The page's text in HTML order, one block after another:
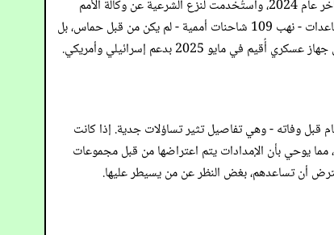
كان محور تبرير إسرائيل لسيطرتها الخانقة على نظام المساعدات في غزة هو الاتهام بأن حماس كانت تنهب الإمدادات الإنسانية. ظهرت هذه الادعاءات في أواخر عام 2024، واستُخدمت لنزع الشرعية عن وكالة الأمم
المتحدة لإغاثة وتشغيل اللاجئين الفلسطينيين (الأونروا) وقطع خطوط الإمداد الحيوية. لكن تقارير موثوقة كشفت لاحقًا أن الحادث الأكثر فظاعة لسرقة المساعدات - نهب 109 شاحنات أممية - لم يكن من قبل حماس، بل
قبل وفاته - وهي تفاصيل تثير تساؤلات جدية. إذا كانت
يوحي بأن الإمدادات يتم اعتراضها من قبل مجموعات
أن تساعدهم، بغض النظر عن من يسيطر عليها.